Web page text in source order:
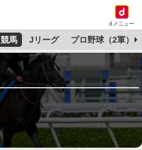
dメニュー
競馬 Jリーグ プロ野球（2軍）